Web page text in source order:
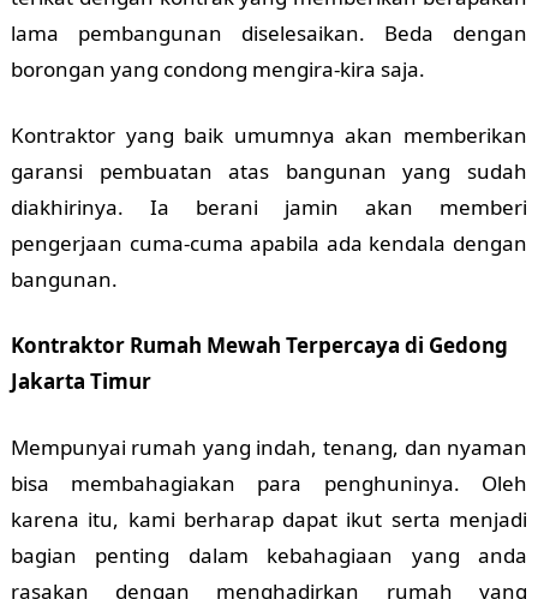
lama pembangunan diselesaikan. Beda dengan
borongan yang condong mengira-kira saja.
Kontraktor yang baik umumnya akan memberikan
garansi pembuatan atas bangunan yang sudah
diakhirinya. Ia berani jamin akan memberi
pengerjaan cuma-cuma apabila ada kendala dengan
bangunan.
Kontraktor Rumah Mewah Terpercaya di Gedong
Jakarta Timur
Mempunyai rumah yang indah, tenang, dan nyaman
bisa membahagiakan para penghuninya. Oleh
karena itu, kami berharap dapat ikut serta menjadi
bagian penting dalam kebahagiaan yang anda
rasakan dengan menghadirkan rumah yang